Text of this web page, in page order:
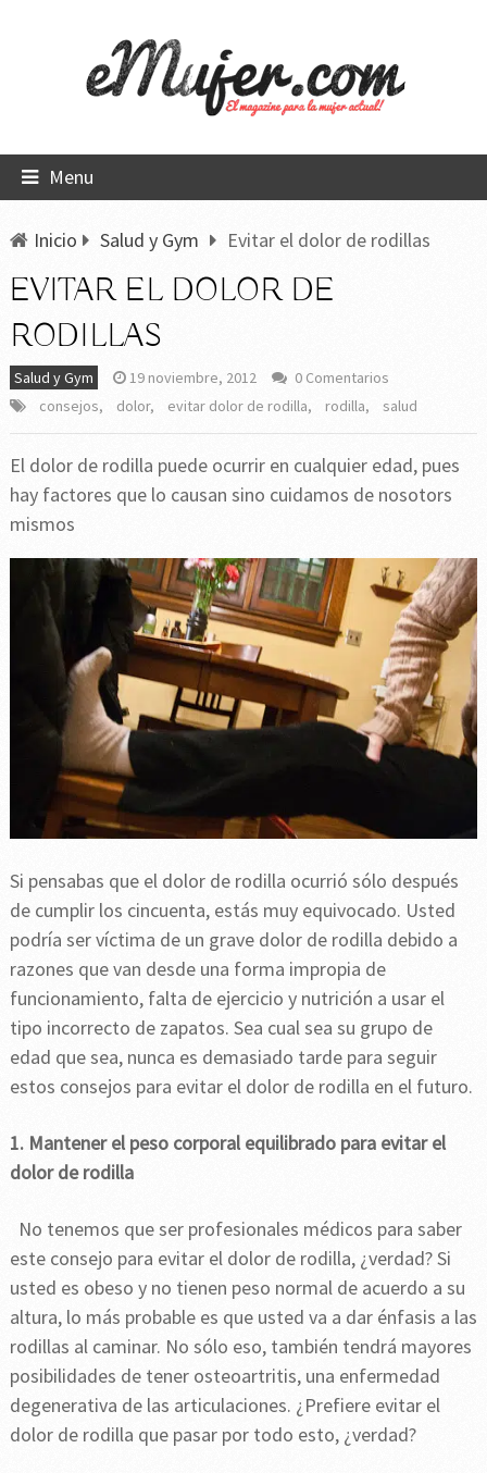
Menu
Inicio Salud y Gym Evitar el dolor de rodillas
EVITAR EL DOLOR DE
RODILLAS
Salud y Gym 19 noviembre, 2012
0 Comentarios
consejos, dolor, evitar dolor de rodilla, rodilla, salud
El dolor de rodilla puede ocurrir en cualquier edad, pues
hay factores que lo causan sino cuidamos de nosotors
mismos
Si pensabas que el dolor de rodilla ocurrió sólo después
de cumplir los cincuenta, estás muy equivocado. Usted
podría ser víctima de un grave dolor de rodilla debido a
razones que van desde una forma impropia de
funcionamiento, falta de ejercicio y nutrición a usar el
tipo incorrecto de zapatos. Sea cual sea su grupo de
edad que sea, nunca es demasiado tarde para seguir
estos consejos para evitar el dolor de rodilla en el futuro.
1. Mantener el peso corporal equilibrado para evitar el
dolor de rodilla
No tenemos que ser profesionales médicos para saber
este consejo para evitar el dolor de rodilla, ¿verdad? Si
usted es obeso y no tienen peso normal de acuerdo a su
altura, lo más probable es que usted va a dar énfasis a las
rodillas al caminar. No sólo eso, también tendrá mayores
posibilidades de tener osteoartritis, una enfermedad
degenerativa de las articulaciones. ¿Prefiere evitar el
dolor de rodilla que pasar por todo esto, ¿verdad?